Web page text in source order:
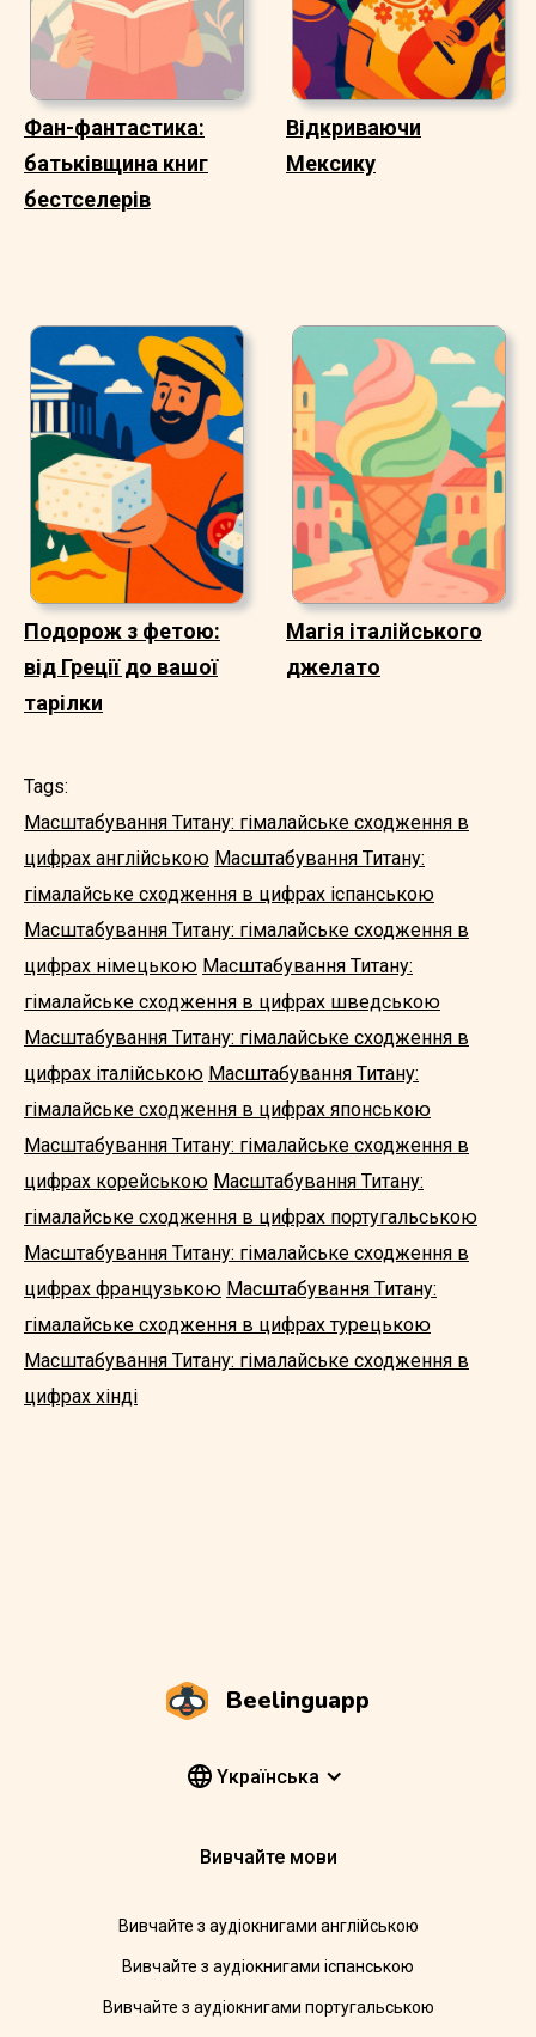
Фан-фантастика:
батьківщина книг
бестселерів
Відкриваючи
Мексику
Подорож з фетою:
від Греції до вашої
тарілки
Магія італійського
джелато
Tags:
Масштабування Титану: гімалайське сходження в
цифрах англійською Масштабування Титану:
гімалайське сходження в цифрах іспанською
Масштабування Титану: гімалайське сходження в
цифрах німецькою Масштабування Титану:
гімалайське сходження в цифрах шведською
Масштабування Титану: гімалайське сходження в
цифрах італійською Масштабування Титану:
гімалайське сходження в цифрах японською
Масштабування Титану: гімалайське сходження в
цифрах корейською Масштабування Титану:
гімалайське сходження в цифрах португальською
Масштабування Титану: гімалайське сходження в
цифрах французькою Масштабування Титану:
гімалайське сходження в цифрах турецькою
Масштабування Титану: гімалайське сходження в
цифрах хінді
Beelinguapp
Yкраїнська
Вивчайте мови
Вивчайте з аудіокнигами англійською
Вивчайте з аудіокнигами іспанською
Вивчайте з аудіокнигами португальською